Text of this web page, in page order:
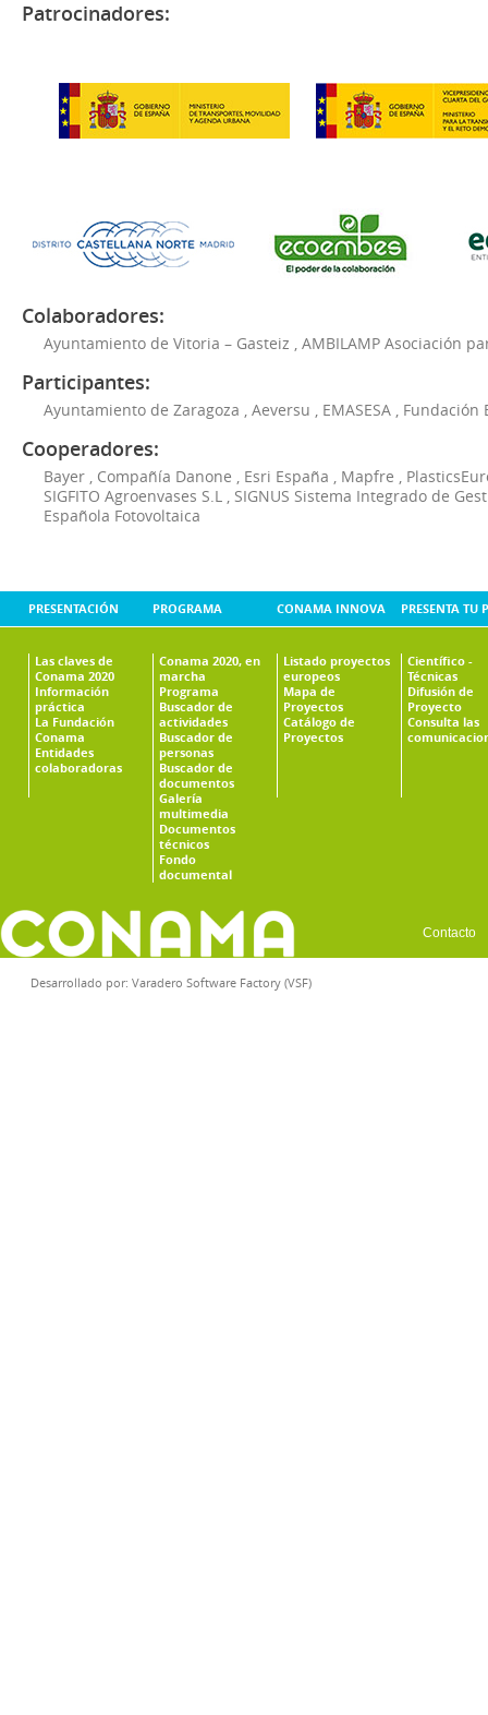
Patrocinadores:
Colaboradores:
Ayuntamiento de Vitoria – Gasteiz AMBILAMP Asociación
Participantes:
Ayuntamiento de Zaragoza Aeversu EMASESA Fundación
Cooperadores:
Bayer Compañía Danone Esri España Mapfre
SIGFITO Agroenvases S.L
SIGNUS Sistema Integrado de
Española Fotovoltaica
PRESENTACIÓN
Las claves de
Conama 2020
Información
práctica
La Fundación
Conama
Entidades
colaboradoras
PROGRAMA
Conama 2020, en
marcha
Programa
Buscador de
actividades
Buscador de
personas
Buscador de
documentos
Galería
multimedia
Documentos
técnicos
Fondo
documental
CONAMA INNOVA
Listado proyectos
europeos
Mapa de
Proyectos
Catálogo de
Proyectos
PRESENTA TU
Científico -
Técnicas
Difusión de
Proyecto
Consulta las
Contacto
Desarrollado por: Varadero Software Factory (VSF)